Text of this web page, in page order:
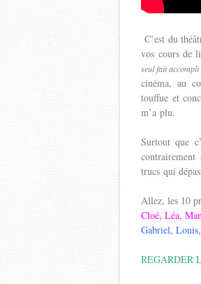
C’est du
vos cours de
seul fait accompli
cinéma, au
touffue et
m’a plu.
Surtout que
trucs qui
Allez, les 10
Cloé, Léa,
Gabriel,
REGARDER